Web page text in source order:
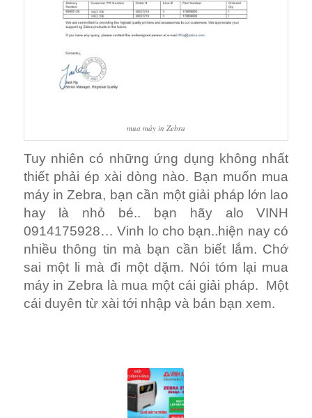
mua máy in Zebra
Tuy nhiên có những ứng dụng không nhất
thiết phải ép xài dòng nào. Bạn muốn mua
máy in Zebra, bạn cần một giải pháp lớn lao
hay là nhỏ bé.. bạn hãy alo VINH
0914175928… Vinh lo cho bạn..hiện nay có
nhiều thông tin mà bạn cần biết lắm. Chớ
sai một li mà đi một dặm. Nói tóm lại mua
máy in Zebra là mua một cái giải pháp. Một
cái duyên từ xài tới nhập và bán bạn xem.